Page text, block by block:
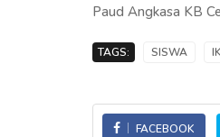
Paud Angkasa KB
TAGS: SISWA
FACEBOOK